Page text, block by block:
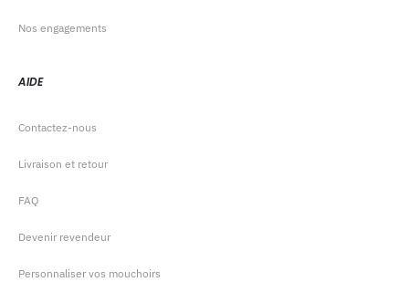
Nos engagements
AIDE
Contactez-nous
Livraison et retour
FAQ
Devenir revendeur
Personnaliser vos mouchoirs